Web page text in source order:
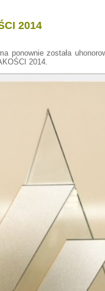
2014
ponownie została
2014.